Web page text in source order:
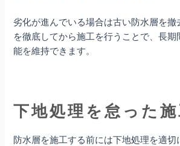
劣化が進んでいる場合は古い防水層を撤
を徹底してから施工を行うことで、長
能を維持できます。
下地処理を怠った
防水層を施工する前には下地処理を適